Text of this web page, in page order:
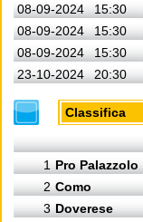
08-09-2024
15:30
08-09-2024
15:30
08-09-2024
15:30
23-10-2024
20:30
Classifica
1 Pro Palazzolo
2 Como
3 Doverese